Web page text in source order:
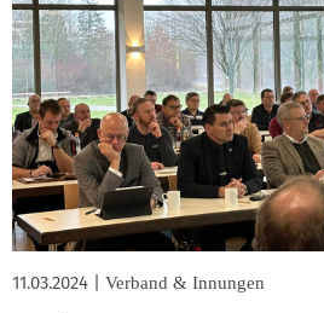
11.03.2024 Verband & Innungen